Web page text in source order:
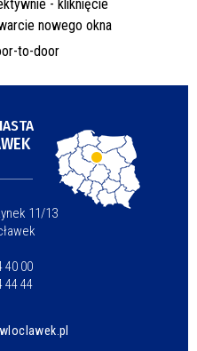
11/13
40 00
44 44